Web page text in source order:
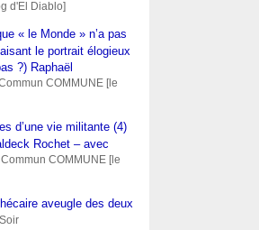
d'El Diablo]
« le Monde » n’a pas
le portrait élogieux
?) Raphaël
COMMUNE [le
d’une vie militante (4)
Rochet – avec
Commun COMMUNE [le
aveugle des deux